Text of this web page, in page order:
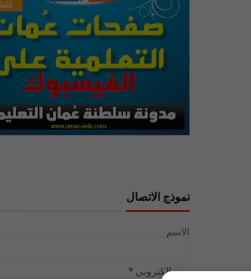
نموذج الاتصال
الاسم
بريد إلكتروني *